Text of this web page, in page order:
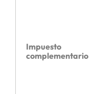
Impuesto
complementario